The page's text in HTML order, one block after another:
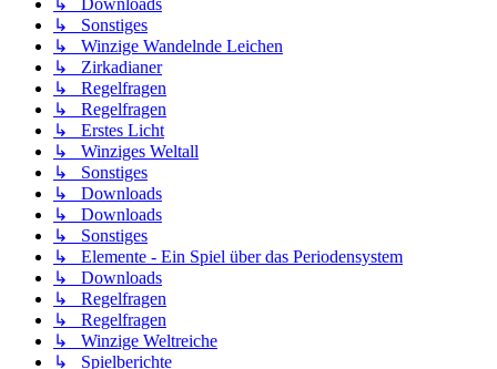
↳ Downloads
↳ Sonstiges
↳ Winzige Wandelnde Leichen
↳ Zirkadianer
↳ Regelfragen
↳ Regelfragen
↳ Erstes Licht
↳ Winziges Weltall
↳ Sonstiges
↳ Downloads
↳ Downloads
↳ Sonstiges
↳ Elemente - Ein Spiel über das Periodensystem
↳ Downloads
↳ Regelfragen
↳ Regelfragen
↳ Winzige Weltreiche
↳ Spielberichte